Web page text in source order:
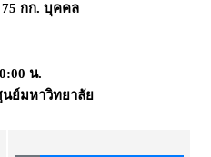
กก. บุคคล
น.
ย์มหาวิทยาลัย